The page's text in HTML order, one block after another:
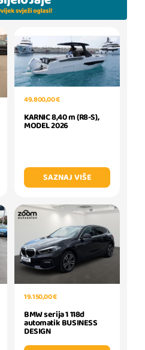
49.800,00 €
KARNIC 8,40 m (R8-S),
MODEL 2026
SAZNAJ VIŠE
19.150,00 €
BMW serija 1 118d
automatik BUSINESS
DESIGN